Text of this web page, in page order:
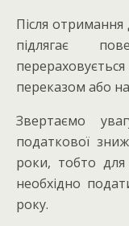
Після отримання
підлягає
переказом або
Звертаємо
податкової
роки, тобто
необхідно
року.